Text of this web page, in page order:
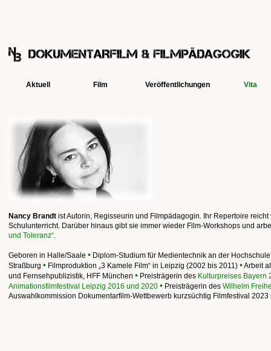
Aktuell Film Veröffentlichungen Vita
Nancy Brandt ist Autorin, Regisseurin und Filmpädagogin. Ihr Repertoire
Schulunterricht. Darüber hinaus gibt sie immer wieder Film-Workshops und
und Toleranz“.
Geboren in Halle/Saale • Diplom-Studium für Medientechnik an der
Straßburg • Filmproduktion „3 Kamele Film“ in Leipzig (2002 bis 2011) •Arbeit
und Fernsehpublizistik, HFF München • Preisträgerin des Kulturpreises Bayern
Animationsfilmfestival Leipzig 2016 und 2020 • Preisträgerin des Wilhelm
Auswahlkommission Dokumentarfilm-Wettbewerb kurzsüchtig Filmfestival 2023